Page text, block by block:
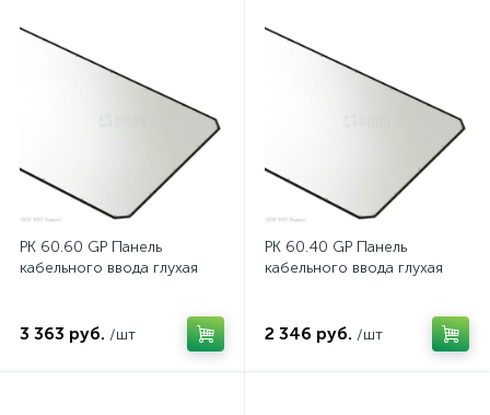
PK 60.60 GP Панель
кабельного ввода глухая
3 363 руб. /шт
PK 60.40 GP Панель
кабельного ввода глухая
2 346 руб. /шт